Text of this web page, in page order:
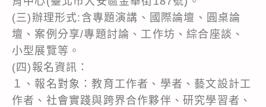
(三)辦理形式:含專題演講、國際論壇、圓桌論
壇、案例分享/專題討論、工作坊、綜合座談、
小型展覽等。
(四)報名資訊：
１、報名對象：教育工作者、學者、藝文設計工
作者、社會實踐與跨界合作夥伴、研究學習者、